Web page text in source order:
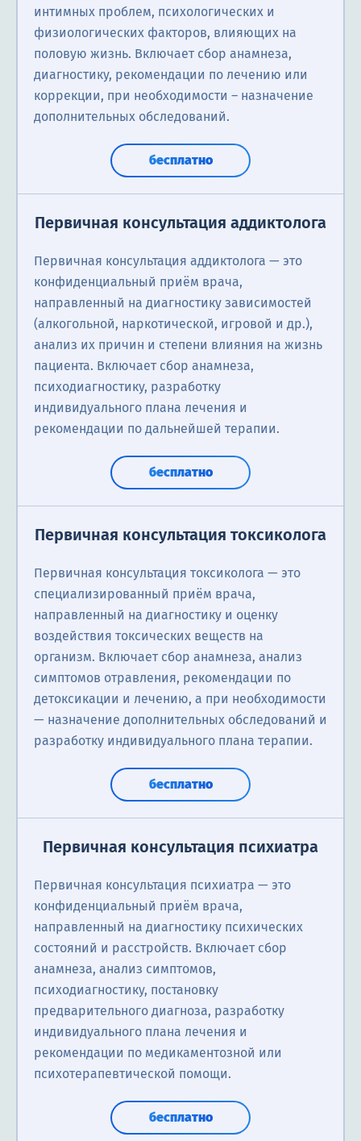
интимных проблем, психологических и
физиологических факторов, влияющих на
половую жизнь. Включает сбор анамнеза,
диагностику, рекомендации по лечению или
коррекции, при необходимости – назначение
дополнительных обследований.
бесплатно
Первичная консультация аддиктолога
Первичная консультация аддиктолога — это
конфиденциальный приём врача,
направленный на диагностику зависимостей
(алкогольной, наркотической, игровой и др.),
анализ их причин и степени влияния на жизнь
пациента. Включает сбор анамнеза,
психодиагностику, разработку
индивидуального плана лечения и
рекомендации по дальнейшей терапии.
бесплатно
Первичная консультация токсиколога
Первичная консультация токсиколога — это
специализированный приём врача,
направленный на диагностику и оценку
воздействия токсических веществ на
организм. Включает сбор анамнеза, анализ
симптомов отравления, рекомендации по
детоксикации и лечению, а при необходимости
— назначение дополнительных обследований и
разработку индивидуального плана терапии.
бесплатно
Первичная консультация психиатра
Первичная консультация психиатра — это
конфиденциальный приём врача,
направленный на диагностику психических
состояний и расстройств. Включает сбор
анамнеза, анализ симптомов,
психодиагностику, постановку
предварительного диагноза, разработку
индивидуального плана лечения и
рекомендации по медикаментозной или
психотерапевтической помощи.
бесплатно